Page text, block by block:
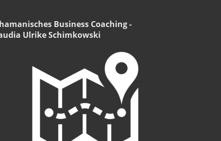
Business Coaching -
Ulrike Schimkowski